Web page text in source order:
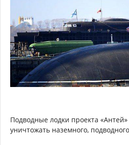
Подводные лодки проекта
уничтожать наземного,